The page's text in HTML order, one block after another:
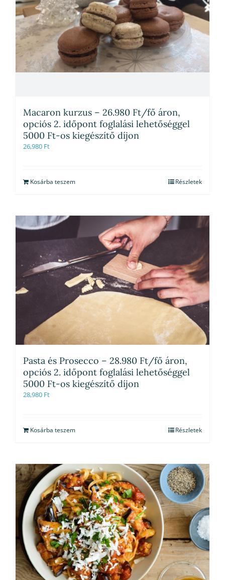
Macaron kurzus – 26.980 Ft/fő áron,
opciós 2. időpont foglalási lehetőséggel
5000 Ft-os kiegészítő díjon
26,980 Ft
Kosárba teszem Részletek
Pasta és Prosecco – 28.980 Ft/fő áron,
opciós 2. időpont foglalási lehetőséggel
5000 Ft-os kiegészítő díjon
28,980 Ft
Kosárba teszem Részletek